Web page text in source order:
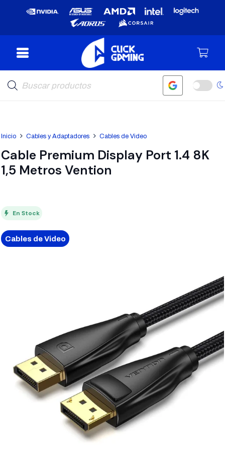
de
productos
Inicio Cables y Adaptadores Cables de Video
Cable Premium Display Port 1.4 8K
1,5 Metros Vention
En Stock
Cables de Video